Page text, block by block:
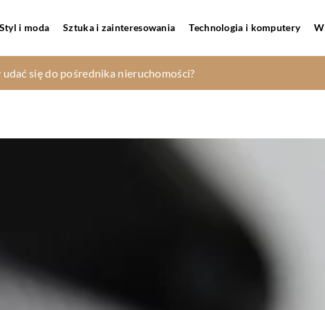
Styl i moda Sztuka i zainteresowania Technologia i komputery
badania ultradźwiękowe?
udać się do pośrednika nieruchomości?
– jaki powinien być?
wykrywacz metali?